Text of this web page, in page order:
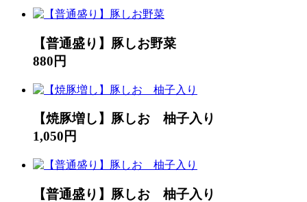
【普通盛り】豚しお野菜
880円
【焼豚増し】豚しお 柚子入り
1,050円
【普通盛り】豚しお 柚子入り